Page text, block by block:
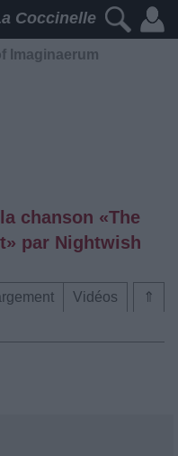
Coccinelle
Imaginaerum
chanson «The
par Nightwish
⇑
Vidéos